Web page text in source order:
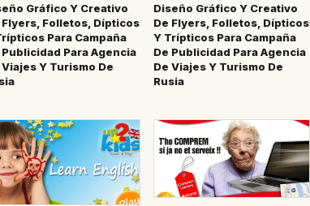
Gráfico Y Creativo
Flyers, Folletos, Dípticos
Para Campaña
Publicidad Para Agencia
Viajes Y Turismo De
Diseño Gráfico Y Creativo
De Flyers, Folletos, Dípticos
Y Trípticos Para Campaña
De Publicidad Para Agencia
De Viajes Y Turismo De
Rusia